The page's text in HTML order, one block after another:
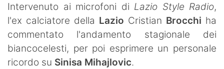
SHOP LAZIO
Contatti
Intervenuto ai microfoni di Lazio Style Radio,
l'ex calciatore della Lazio Cristian Brocchi ha
commentato l'andamento stagionale dei
biancocelesti, per poi esprimere un personale
ricordo su Sinisa Mihajlovic.